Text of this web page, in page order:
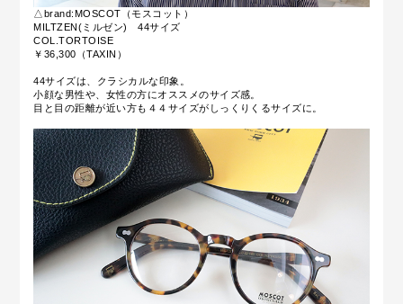
△brand:MOSCOT（モスコット）
MILTZEN(ミルゼン) 44サイズ
COL.TORTOISE
￥36,300 （TAXIN）
44サイズは、クラシカルな印象。
小顔な男性や、女性の方にオススメのサイズ感。
目と目の距離が近い方も４４サイズがしっくりくるサイズに。